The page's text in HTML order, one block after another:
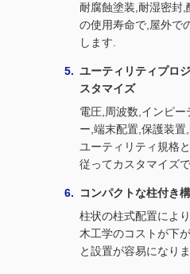
耐腐蝕塗装,耐湿密封,
の使用寿命で,屋外で
します.
ユーティリティプロ
スタマイズ
電圧,周波数,インピ
ー,端末配置,保護装
ユーティリティ規格
従ってカスタマイズ
コンパクトな柱付き
柱状の柱式配置によ
木工学のコストが下
と設置が容易になり